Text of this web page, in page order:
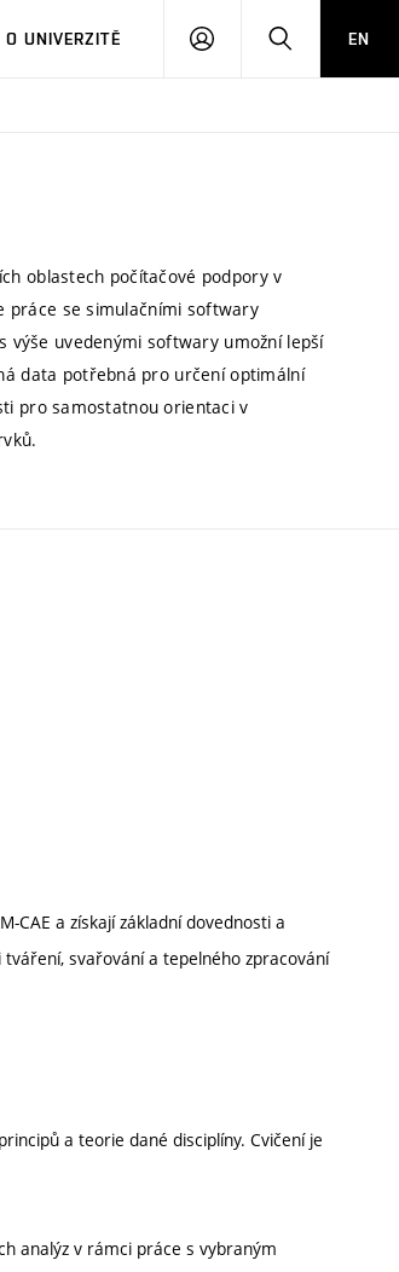
O UNIVERZITĚ
PŘIHLÁSIT HLEDATEN
oblastech počítačové podpory v
práce se simulačními softwary
výše uvedenými softwary umožní lepší
data potřebná pro určení optimální
pro samostatnou orientaci v
CAE a získají základní dovednosti a
svařování a tepelného zpracování
a teorie dané disciplíny. Cvičení je
analýz v rámci práce s vybraným